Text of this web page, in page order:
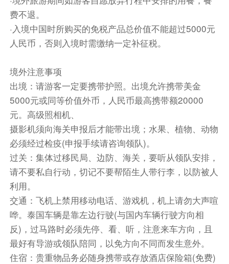
笑。
后前往【大塔寺】又叫契迪龙寺，位于清迈的古城
中央，建立在兰纳王朝，由兰纳王国萨孟玛王兴建
于公元1411 年，曾经是清迈最古老也是最高的建
塔行走，在佛塔后面有两座殿堂。每座殿堂中间的
玻璃橱窗内都端坐着身披袈裟的高僧蜡像，目光炯
炯，栩栩如生护著，是清迈兰纳泰王朝古国的王室
宫殿遗址；
往后前往【古城三王纪念像】，位于清迈市立艺术
文化中心的正前方，是著名的三王纪念碑，清迈建
城前，由当年泰北的这三个国王商量后建立，主要
是作为兰纳国的首都。三王纪念碑将三个国王的形
象描述的栩栩如生，是清迈的最重要的纪念碑。雕
像下有一些供案，摆放着新鲜的水果和香烛鲜花，
以示尊敬。
下午特别安排半日自由活动，根据航班时间送您到
机场，整理相册&朋友圈满满的回忆，都是开心的
瞬间，期待下次再见~
费不退。
·入境中国时所购买的免税产品总价值不能超过5000元
人民币，否则入境时需缴纳一定补征税。
境外注意事项
出境：请游客一定要携带护照。出境允许携带美金
5000元或同等价值外币，人民币最高携带额20000
元。高级照相机、
摄影机须向海关申报后才能带出境；水果、植物、动物
必须经过检疫(申报手续请咨询领队)。
过关：集体过移民局、边防、海关，要听从领队安排，
请不要私自行动，切记不要帮陌生人带行李，以防被人
利用。
交通：飞机上禁用移动电话、游戏机，机上请勿大声喧
哗。泰国车辆是靠左边行驶(与国内车辆行驶方向相
反)，过马路时必须先停、看、听，注意来车方向，且
最好有导游或领队陪同，以免方向不同而发生意外。
住宿：贵重物品务必随身携带或存放酒店保险箱(免费)